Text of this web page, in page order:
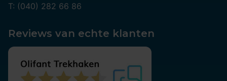
T: (040) 282 66 86
Reviews van echte klanten